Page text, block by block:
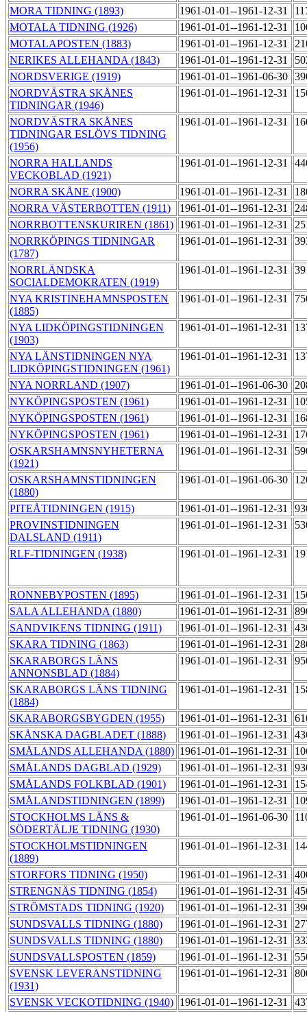
MORA TIDNING (1893)
1961-01-01--1961-12-31
MOTALA TIDNING (1926)
1961-01-01--1961-12-31
MOTALAPOSTEN (1883)
1961-01-01--1961-12-31
NERIKES ALLEHANDA (1843)
1961-01-01--1961-12-31
NORDSVERIGE (1919)
1961-01-01--1961-06-30
NORDVÄSTRA SKÅNES
TIDNINGAR (1946)
1961-01-01--1961-12-31
NORDVÄSTRA SKÅNES
TIDNINGAR ESLÖVS TIDNING
(1956)
1961-01-01--1961-12-31
NORRA HALLANDS
VECKOBLAD (1921)
1961-01-01--1961-12-31
NORRA SKÅNE (1900) 1961-01-01--1961-12-31
NORRA VÄSTERBOTTEN (1911)
1961-01-01--1961-12-31
NORRBOTTENSKURIREN (1861) 1961-01-01--1961-12-31
NORRKÖPINGS TIDNINGAR
(1787)
1961-01-01--1961-12-31
NORRLÄNDSKA
SOCIALDEMOKRATEN (1919)
1961-01-01--1961-12-31
NYA KRISTINEHAMNSPOSTEN
(1885)
1961-01-01--1961-12-31
NYA LIDKÖPINGSTIDNINGEN
(1903)
1961-01-01--1961-12-31
NYA LÄNSTIDNINGEN NYA
LIDKÖPINGSTIDNINGEN (1961)
1961-01-01--1961-12-31
NYA NORRLAND (1907) 1961-01-01--1961-06-30
NYKÖPINGSPOSTEN (1961)
1961-01-01--1961-12-31
NYKÖPINGSPOSTEN (1961)
1961-01-01--1961-12-31
NYKÖPINGSPOSTEN (1961)
1961-01-01--1961-12-31
OSKARSHAMNSNYHETERNA
(1921)
1961-01-01--1961-12-31
OSKARSHAMNSTIDNINGEN
(1880)
1961-01-01--1961-06-30
PITEÅTIDNINGEN (1915) 1961-01-01--1961-12-31
PROVINSTIDNINGEN
DALSLAND (1911)
1961-01-01--1961-12-31
RLF-TIDNINGEN (1938) 1961-01-01--1961-12-31
RONNEBYPOSTEN (1895) 1961-01-01--1961-12-31
SALA ALLEHANDA (1880)
1961-01-01--1961-12-31
SANDVIKENS TIDNING (1911)
1961-01-01--1961-12-31
SKARA TIDNING (1863)
1961-01-01--1961-12-31
SKARABORGS LÄNS
ANNONSBLAD (1884)
1961-01-01--1961-12-31
SKARABORGS LÄNS TIDNING
(1884)
1961-01-01--1961-12-31
SKARABORGSBYGDEN (1955) 1961-01-01--1961-12-31
SKÅNSKA DAGBLADET (1888)
1961-01-01--1961-12-31
SMÅLANDS ALLEHANDA (1880) 1961-01-01--1961-12-31
SMÅLANDS DAGBLAD (1929)
1961-01-01--1961-12-31
SMÅLANDS FOLKBLAD (1901)
1961-01-01--1961-12-31
SMÅLANDSTIDNINGEN (1899)
1961-01-01--1961-12-31
STOCKHOLMS LÄNS &
SÖDERTÄLJE TIDNING (1930)
1961-01-01--1961-06-30
STOCKHOLMSTIDNINGEN
(1889)
1961-01-01--1961-12-31
STORFORS TIDNING (1950) 1961-01-01--1961-12-31
STRENGNÄS TIDNING (1854)
1961-01-01--1961-12-31
STRÖMSTADS TIDNING (1920)
1961-01-01--1961-12-31
SUNDSVALLS TIDNING (1880)
1961-01-01--1961-12-31
SUNDSVALLS TIDNING (1880)
1961-01-01--1961-12-31
SUNDSVALLSPOSTEN (1859)
1961-01-01--1961-12-31
SVENSK LEVERANSTIDNING
(1931)
1961-01-01--1961-12-31
SVENSK VECKOTIDNING (1940) 1961-01-01--1961-12-31